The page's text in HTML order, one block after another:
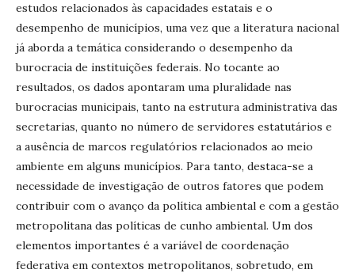
estudos relacionados às capacidades estatais e o
desempenho de municípios, uma vez que a literatura nacional
já aborda a temática considerando o desempenho da
burocracia de instituições federais. No tocante ao
resultados, os dados apontaram uma pluralidade nas
burocracias municipais, tanto na estrutura administrativa das
secretarias, quanto no número de servidores estatutários e
a ausência de marcos regulatórios relacionados ao meio
ambiente em alguns municípios. Para tanto, destaca-se a
necessidade de investigação de outros fatores que podem
contribuir com o avanço da política ambiental e com a gestão
metropolitana das políticas de cunho ambiental. Um dos
elementos importantes é a variável de coordenação
federativa em contextos metropolitanos, sobretudo, em